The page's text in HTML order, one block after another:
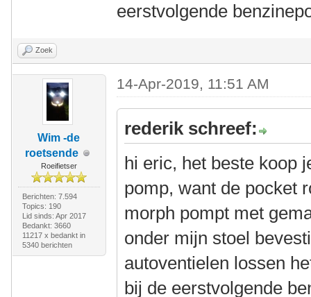
eerstvolgende
Zoek
Wim -de
roetsende
Roeifietser
Berichten: 7.594
Topics: 190
Lid sinds: Apr 2017
Bedankt: 3660
11217 x bedankt in
5340 berichten
14-Apr-2019, 11:51 AM
rederik schreef:
hi eric, het beste koop
pomp, want de pocket
morph pompt met
onder mijn stoel
autoventielen lossen
bij de eerstvolgende